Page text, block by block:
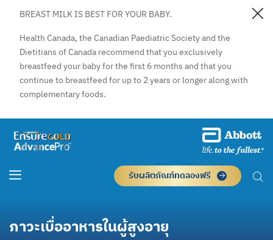
BREAST MILK IS BEST FOR YOUR BABY.
Health Canada, the Canadian Paediatric Society and the
Dietitians of Canada recommend that you exclusively
breastfeed your baby for the first 6 months and that you
continue to breastfeed for up to 2 years or longer along with
complementary foods.
รับผลิตภัณฑ์ทดลองฟรี
ภาวะเบื่ออาหารในผู้สูงอายุ